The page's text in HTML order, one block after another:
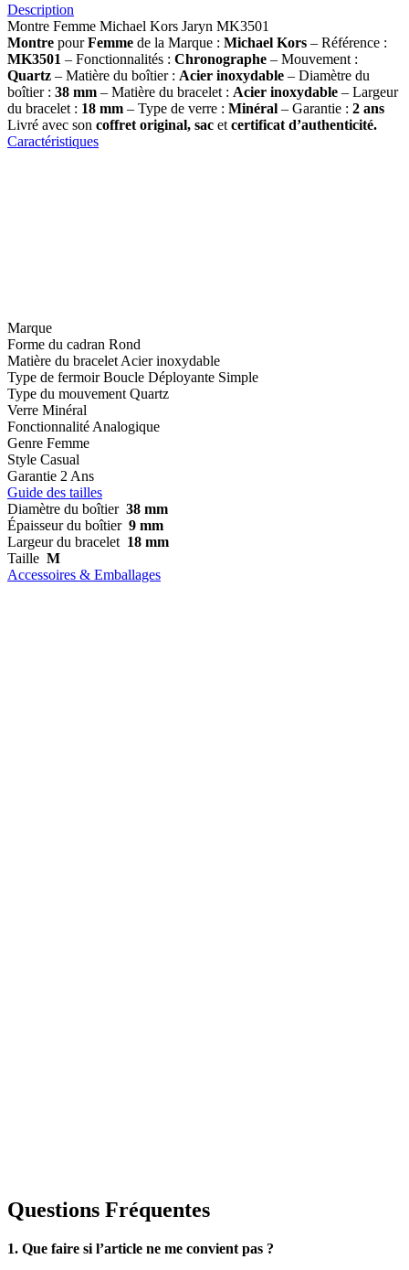
Description
Montre Femme Michael Kors Jaryn MK3501
Montre pourFemme de la Marque : Michael Kors – Référence :
MK3501 – Fonctionnalités : Chronographe – Mouvement :
Quartz – Matière du boîtier : Acier inoxydable – Diamètre du
boîtier : 38 mm – Matière du bracelet : Acier inoxydable – Largeur
du bracelet : 18 mm – Type de verre : Minéral – Garantie : 2 ans
Livré avec son coffret original, sac et certificat d’authenticité.
Caractéristiques
Marque
Forme du cadran Rond
Matière du bracelet Acier inoxydable
Type de fermoir Boucle Déployante Simple
Type du mouvement Quartz
Verre Minéral
Fonctionnalité Analogique
Genre Femme
Style Casual
Garantie 2 Ans
Guide des tailles
Diamètre du boîtier 38 mm
Épaisseur du boîtier 9 mm
Largeur du bracelet 18 mm
Taille M
Accessoires & Emballages
Questions Fréquentes
1. Que faire si l’article ne me convient pas ?